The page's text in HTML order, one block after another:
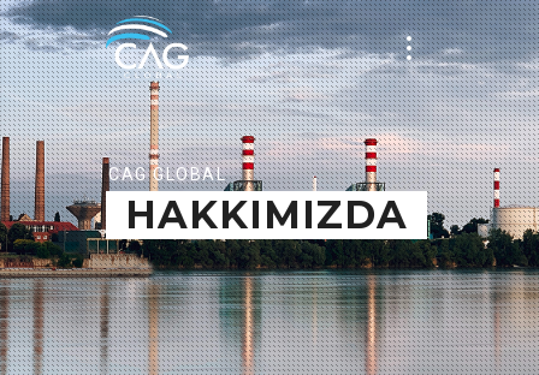
CAG GLOBAL
HAKKIMIZDA